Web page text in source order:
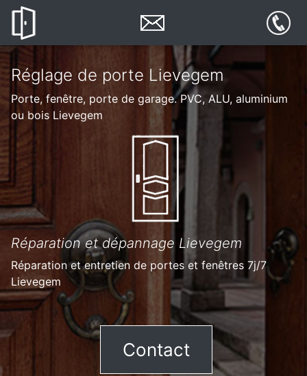
Réglage de porte Lievegem
Porte, fenêtre, porte de garage. PVC, ALU, aluminium
ou bois Lievegem
Réparation et dépannage Lievegem
Réparation et entretien de portes et fenêtres 7j/7
Lievegem
Contact